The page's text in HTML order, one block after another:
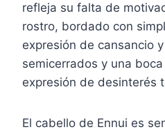
refleja su falta de
rostro, bordado con
expresión de cansancio
semicerrados y una
expresión de desinterés
El cabello de Ennui es